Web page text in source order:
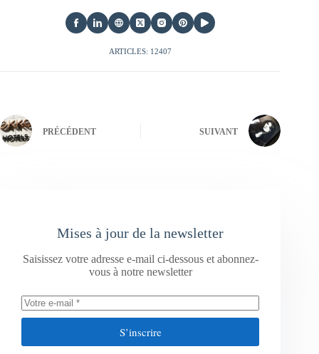
ARTICLES: 12407
PRÉCÉDENT SUIVANT
Mises à jour de la newsletter
Saisissez votre adresse e-mail ci-dessous et abonnez-
vous à notre newsletter
S’inscrire